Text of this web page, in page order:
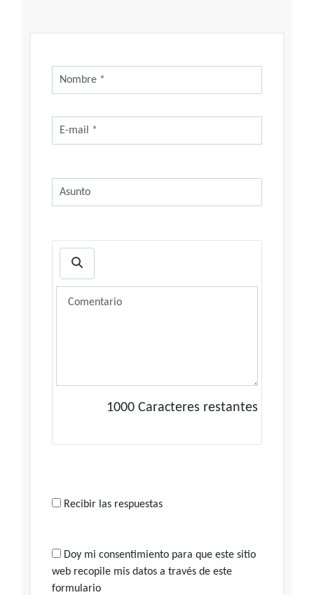
1000 Caracteres restantes
Recibir las respuestas
Doy mi consentimiento para que este sitio
web recopile mis datos a través de este
formulario